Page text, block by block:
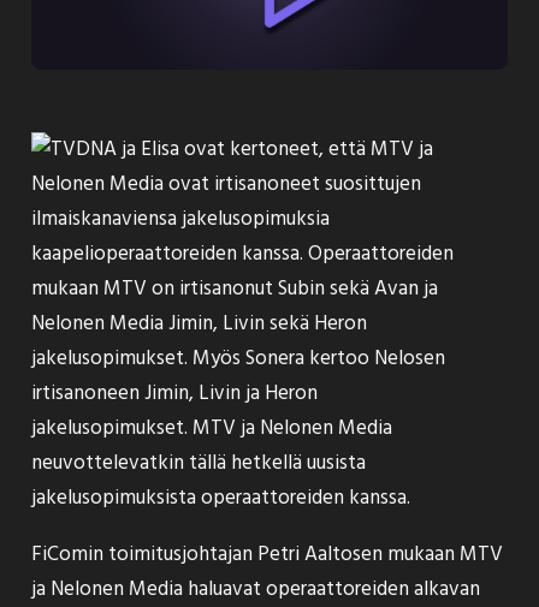
DNA ja Elisa ovat kertoneet, että MTV ja
Nelonen Media ovat irtisanoneetsuosittujen
ilmaiskanaviensa jakelusopimuksia
kaapelioperaattoreiden kanssa. Operaattoreiden
mukaan MTV on irtisanonut Subin sekä Avan ja
Nelonen Media Jimin, Livin sekä Heron
jakelusopimukset. Myös Sonera kertoo Nelosen
irtisanoneen Jimin, Livin ja Heron
jakelusopimukset. MTV ja Nelonen Media
neuvottelevatkin tällä hetkellä uusista
jakelusopimuksista operaattoreiden kanssa.
FiComin toimitusjohtajan Petri Aaltosen mukaan MTV
ja Nelonen Media haluavat operaattoreiden alkavan